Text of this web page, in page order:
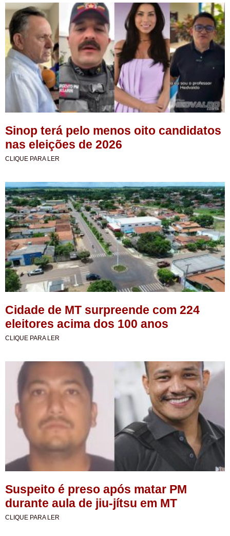
Sinop terá pelo menos oito candidatos
nas eleições de 2026
CLIQUE PARA LER
Cidade de MT surpreende com 224
eleitores acima dos 100 anos
CLIQUE PARA LER
Suspeito é preso após matar PM
durante aula de jiu-jítsu em MT
CLIQUE PARA LER